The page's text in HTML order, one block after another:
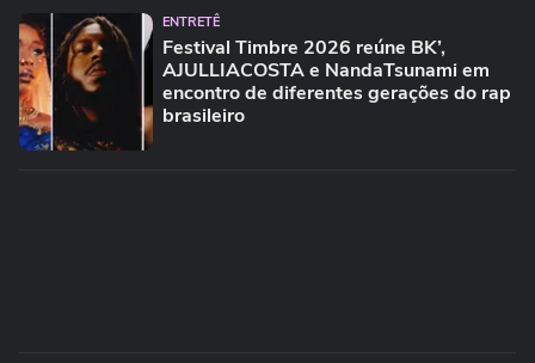
ENTRETÊ
Festival Timbre 2026 reúne BK’,
AJULLIACOSTA e NandaTsunami em
encontro de diferentes gerações do rap
brasileiro